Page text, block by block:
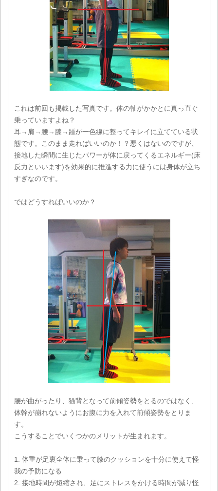
これは前回も掲載した写真です。体の軸がかかとに真っ直ぐ
乗っていますよね？
耳→肩→腰→膝→踵が一色線に整ってキレイに立てている状
態です。このまま走ればいいのか！？悪くはないのですが、
接地した瞬間に生じたパワーが体に戻ってくるエネルギー(床
反力といいます)を効果的に推進する力に使うには身体が立ち
すぎなのです。
ではどうすればいいのか？
腰が曲がったり、猫背となって前傾姿勢をとるのではなく、
体幹が崩れないようにお腹に力を入れて前傾姿勢をとりま
す。
こうすることでいくつかのメリットが生まれます。
1. 体重が足裏全体に乗って膝のクッションを十分に使えて怪
我の予防になる
2. 接地時間が短縮され、足にストレスをかける時間が減り怪